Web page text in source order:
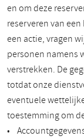
en om deze
reserveren van
een actie, vragen
personen namens
verstrekken. De
totdat onze
eventuele
toestemming om
•